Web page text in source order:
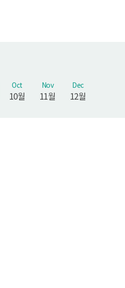
Oct
10월
Nov
11월
Dec
12월